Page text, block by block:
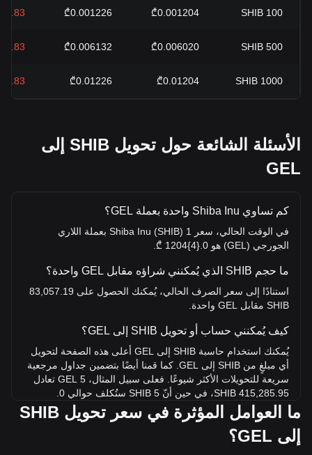
100
SHIB
₾0.001204
₾0.001226
500
SHIB
₾0.006020
₾0.006132
1000
SHIB
₾0.01204
₾0.01226
الأسئلة الشائعة حول تحويل SHIB إلى
GEL
كم تساوي Shiba Inu واحدة بعملة GEL؟
في الوقت الحالي، سعر 1 Shiba Inu (SHIB) بعملة اللاري
الجورجي (GEL) هو 0.{4}1204 ₾.
ما حجم SHIB الذي يُمكنني شراؤه مقابل GEL واحدة؟
استنادًا إلى سعر الصرف الحالي، يُمكنك الحصول على 83,057.19
SHIB مقابل GEL واحدة.
كيف يُمكنني حساب أو تحويل SHIB إلى GEL؟
يُمكنك استخدام حاسبة SHIB إلى GEL أعلى هذه الصفحة لتحويل
أي مبلغٍ من SHIB إلى GEL. كما قمنا أيضًا بتضمين جداول مرجعية
سريعة للتحويلات الأكثر شيوعًا. فعلى سبيل المثال، 5 GEL تعادل
{4}6020GEL.
ما أعلى سعر لـ SHIB/GEL في التاريخ؟
ما العوامل المؤثرة في سعر تحويل SHIB
إلى GEL؟